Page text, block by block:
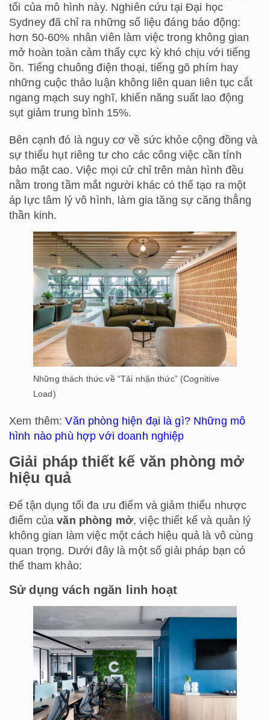
tối của mô hình này. Nghiên cứu tại Đại học
Sydney đã chỉ ra những số liệu đáng báo động:
hơn 50-60% nhân viên làm việc trong không gian
mở hoàn toàn cảm thấy cực kỳ khó chịu với tiếng
ồn. Tiếng chuông điện thoại, tiếng gõ phím hay
những cuộc thảo luận không liên quan liên tục cắt
ngang mạch suy nghĩ, khiến năng suất lao động
sụt giảm trung bình 15%.
Bên cạnh đó là nguy cơ về sức khỏe cộng đồng và
sự thiếu hụt riêng tư cho các công việc cần tính
bảo mật cao. Việc mọi cử chỉ trên màn hình đều
nằm trong tầm mắt người khác có thể tạo ra một
áp lực tâm lý vô hình, làm gia tăng sự căng thẳng
thần kinh.
Những thách thức về “Tải nhận thức” (Cognitive
Load)
Xem thêm:Văn phòng hiện đại là gì? Những mô
hình nào phù hợp với doanh nghiệp
Giải pháp thiết kế văn phòng mở
hiệu quả
Để tận dụng tối đa ưu điểm và giảm thiểu nhược
điểm củavăn phòng mở, việc thiết kế và quản lý
không gian làm việc một cách hiệu quả là vô cùng
quan trọng. Dưới đây là một số giải pháp bạn có
thể tham khảo:
Sử dụng vách ngăn linh hoạt